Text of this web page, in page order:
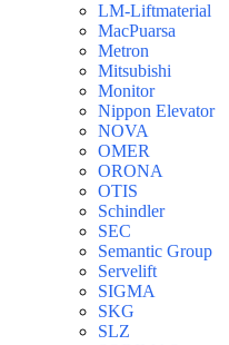
LM-Liftmaterial
MacPuarsa
Metron
Mitsubishi
Monitor
Nippon Elevator
NOVA
OMER
ORONA
OTIS
Schindler
SEC
Semantic Group
Servelift
SIGMA
SKG
SLZ